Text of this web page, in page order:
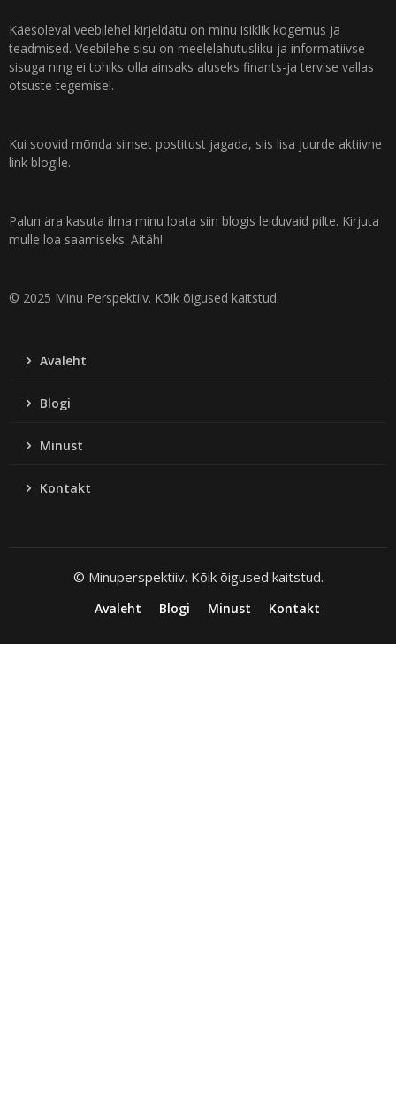
Käesoleval veebilehel kirjeldatu on minu isiklik kogemus ja
teadmised. Veebilehe sisu on meelelahutusliku ja informatiivse
sisuga ning ei tohiks olla ainsaks aluseks finants-ja tervise vallas
otsuste tegemisel.
Kui soovid mõnda siinset postitust jagada, siis lisa juurde aktiivne
link blogile.
Palun ära kasuta ilma minu loata siin blogis leiduvaid pilte. Kirjuta
mulle loa saamiseks. Aitäh!
© 2025 Minu Perspektiiv. Kõik õigused kaitstud.
Avaleht
Blogi
Minust
Kontakt
© Minuperspektiiv. Kõik õigused kaitstud.
Avaleht Blogi Minust Kontakt